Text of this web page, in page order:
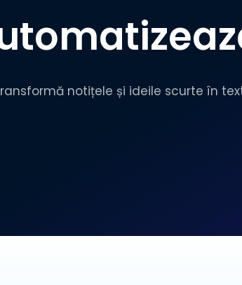
notițele și ideile scurte în